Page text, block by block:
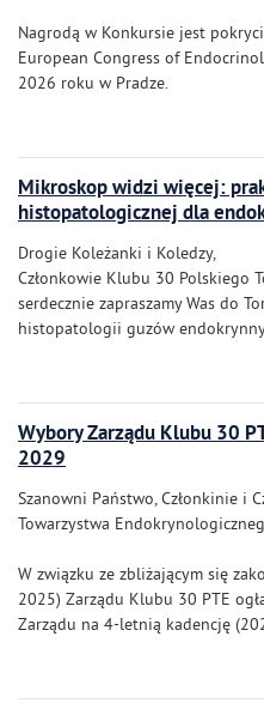
Nagrodą w Konkursie jest
European Congress of
2026 roku w Pradze.
Mikroskop widzi więcej:
histopatologicznej dla
Drogie Koleżanki i Koledzy,
Członkowie Klubu 30 Polskiego
serdecznie zapraszamy Was do
histopatologii guzów
Wybory Zarządu Klubu 30
2029
Szanowni Państwo, Członkinie i
Towarzystwa
W związku ze zbliżającym się
2025) Zarządu Klubu 30 PTE
Zarządu na 4-letnią kadencję